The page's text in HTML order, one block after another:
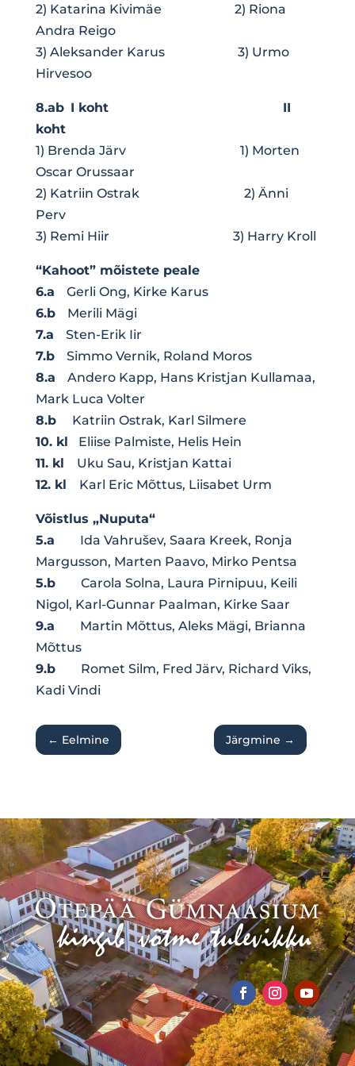
2) Katarina Kivimäe 2) Riona
Andra Reigo
3) Aleksander Karus 3) Urmo
Hirvesoo
8.ab I koht
II
koht
1) Brenda Järv 1) Morten
Oscar Orussaar
2) Katriin Ostrak 2) Änni
Perv
3) Remi Hiir 3) Harry Kroll
“Kahoot” mõistete peale
6.a Gerli Ong, Kirke Karus
6.b Merili Mägi
7.a Sten-Erik Iir
7.b Simmo Vernik, Roland Moros
8.a Andero Kapp, Hans Kristjan Kullamaa,
Mark Luca Volter
8.b Katriin Ostrak, Karl Silmere
10. kl
Eliise Palmiste, Helis Hein
11. kl Uku Sau, Kristjan Kattai
12. kl Karl Eric Mõttus, Liisabet Urm
Võistlus „Nuputa“
5.a Ida Vahrušev, Saara Kreek, Ronja
Margusson, Marten Paavo, Mirko Pentsa
5.bCarola Solna, Laura Pirnipuu, Keili
Nigol, Karl-Gunnar Paalman, Kirke Saar
9.a Martin Mõttus, Aleks Mägi, Brianna
Mõttus
9.bRomet Silm, Fred Järv, Richard Viks,
Kadi Vindi
← Eelmine Järgmine →